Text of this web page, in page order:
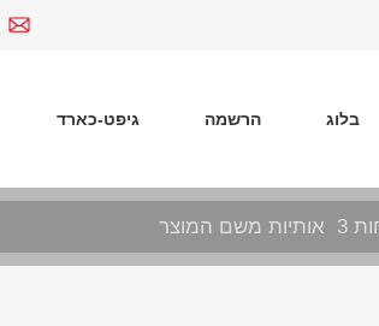
בלוג הרשמה גיפט-כארד